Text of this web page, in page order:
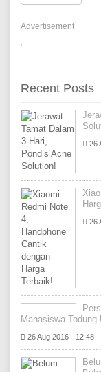
Advertisement
Recent Posts
26
26
Mahasiswa
26 Aug 2016 - 12:48